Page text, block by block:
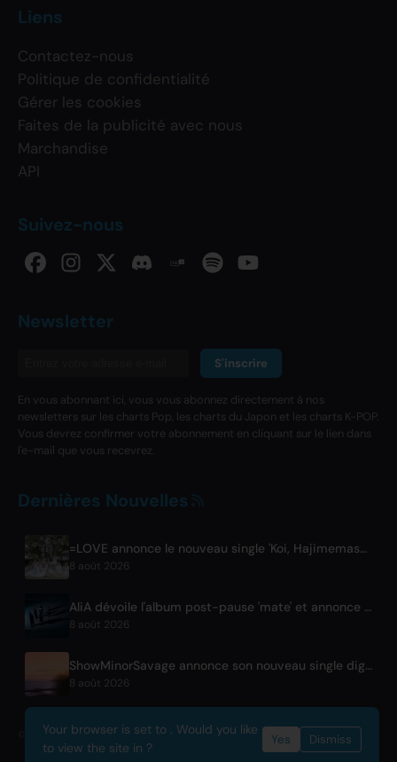
Liens
Contactez-nous
Politique de confidentialité
Gérer les cookies
Faites de la publicité avec nous
Marchandise
API
Suivez-nous
Newsletter
S'inscrire
En vous abonnant ici, vous vous abonnez directement à nos
newsletters sur les charts Pop, les charts du Japon et les charts K-POP.
Vous devrez confirmer votre abonnement en cliquant sur le lien dans
l'e-mail que vous recevrez.
Dernières Nouvelles
=LOVE annonce le nouveau single 'Koi, Hajimemashita.' et des concerts au Tokyo Dome
8 août 2026
AliA dévoile l'album post-pause 'mate' et annonce un live à Tokyo
8 août 2026
ShowMinorSavage annonce son nouveau single digital 'Gradation'
8 août 2026
© 2026 OnlyHit. All rights reserved. - Metadata provided byACRCloud
Your browser is set to . Would you like
to view the site in ?
Yes Dismiss